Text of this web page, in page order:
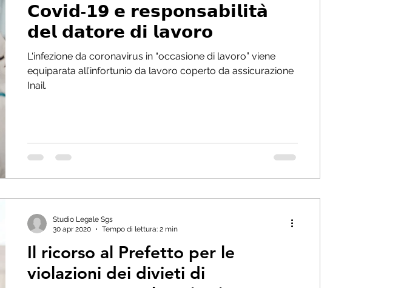
𝗖𝗼𝘃𝗶𝗱-𝟭𝟵 𝗲 𝗿𝗲𝘀𝗽𝗼𝗻𝘀𝗮𝗯𝗶𝗹𝗶𝘁𝗮̀
𝗱𝗲𝗹 𝗱𝗮𝘁𝗼𝗿𝗲 𝗱𝗶 𝗹𝗮𝘃𝗼𝗿𝗼
L'infezione da coronavirus in “occasione di lavoro” viene
equiparata all’infortunio da lavoro coperto da assicurazione
Inail.
Il ricorso al Prefetto per le
violazioni dei divieti di
Studio Legale Sgs
30 apr 2020
Tempo di lettura: 2 min